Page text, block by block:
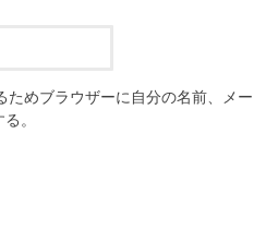
ためブラウザーに自分の名前、メー
。